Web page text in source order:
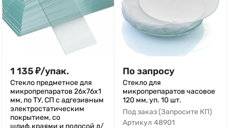
1 135₽/упак.
Стекло предметное для
микропрепаратов 26х76х1
мм, по ТУ, СП c адгезивным
электростатическим
покрытием, со
шлиф.краями и полосой д/
По запросу
Стекло для
микропрепаратов часовое
120 мм, уп. 10 шт.
Под заказ (Запросите КП)
Артикул 48901